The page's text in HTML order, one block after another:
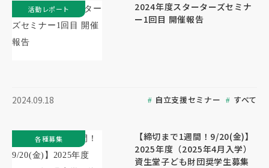
2024年度スターターズセミナ
ー1回目 開催報告
2024.09.18 自立支援セミナー すべて
活動レポート
【締切まで1週間！9/20(金)】
2025年度（2025年4月入学）
資生堂子ども財団奨学生募集
各種募集